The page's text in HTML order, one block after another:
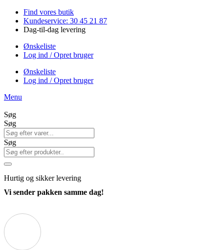
Videre
indhold
Find vores butik
Kundeservice: 30 45 21 87
Dag-til-dag levering
Ønskeliste
Log ind / Opret bruger
Ønskeliste
Log ind / Opret bruger
Menu
Søg
Søg
Søg
Hurtig og sikker levering
Vi sender pakken samme dag!